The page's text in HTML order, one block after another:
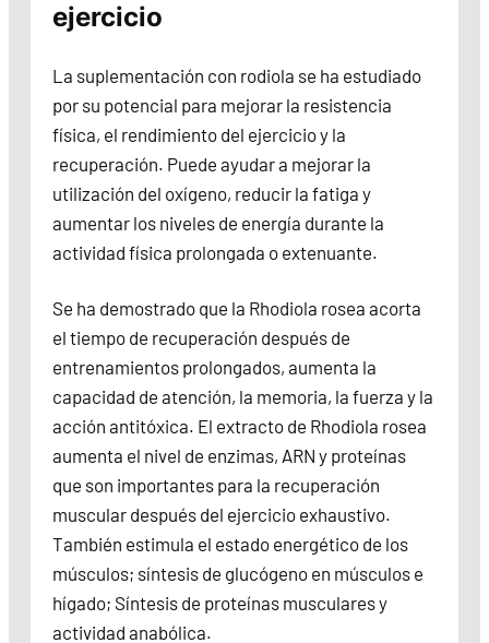
ejercicio
La suplementación con rodiola se ha estudiado
por su potencial para mejorar la resistencia
física, el rendimiento del ejercicio y la
recuperación. Puede ayudar a mejorar la
utilización del oxígeno, reducir la fatiga y
aumentar los niveles de energía durante la
actividad física prolongada o extenuante.
Se ha demostrado que la Rhodiola rosea acorta
el tiempo de recuperación después de
entrenamientos prolongados, aumenta la
capacidad de atención, la memoria, la fuerza y la
acción antitóxica. El extracto de Rhodiola rosea
aumenta el nivel de enzimas, ARN y proteínas
que son importantes para la recuperación
muscular después del ejercicio exhaustivo.
También estimula el estado energético de los
músculos; síntesis de glucógeno en músculos e
hígado; Síntesis de proteínas musculares y
actividad anabólica.